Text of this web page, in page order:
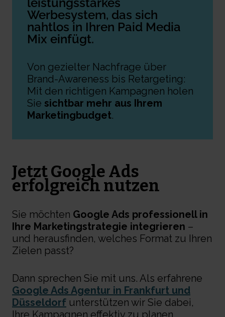
Werbesystem, das sich
nahtlos in Ihren Paid Media
Mix einfügt.
Von gezielter Nachfrage über
Brand-Awareness bis Retargeting:
Mit den richtigen Kampagnen holen
Sie sichtbar mehr aus Ihrem
Marketingbudget.
Jetzt Google Ads
erfolgreich nutzen
Sie möchten Google Ads professionell in
Ihre Marketingstrategie integrieren –
und herausfinden, welches Format zu Ihren
Zielen passt?
Dann sprechen Sie mit uns. Als erfahrene
Google Ads Agentur in Frankfurt und
Düsseldorf unterstützen wir Sie dabei,
Ihre Kampagnen effektiv zu planen,